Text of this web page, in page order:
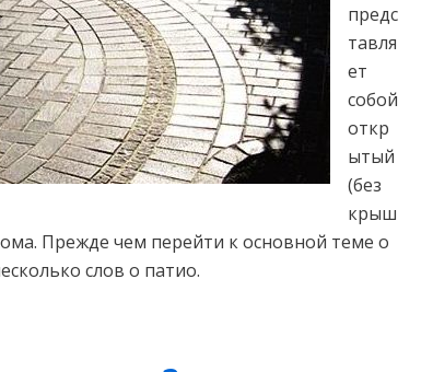
предс
тавля
ет
собой
откр
ытый
(без
крыш
Прежде чем перейти к основной теме о
слов о патио.